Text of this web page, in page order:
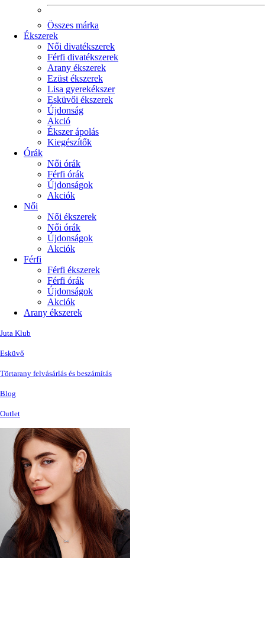
Összes márka
Ékszerek
Női divatékszerek
Férfi divatékszerek
Arany ékszerek
Ezüst ékszerek
Lisa gyerekékszer
Esküvői ékszerek
Újdonság
Akció
Ékszer ápolás
Kiegészítők
Órák
Női órák
Férfi órák
Újdonságok
Akciók
Női
Női ékszerek
Női órák
Újdonságok
Akciók
Férfi
Férfi ékszerek
Férfi órák
Újdonságok
Akciók
Arany ékszerek
Juta Klub
Esküvő
Törtarany felvásárlás és beszámítás
Blog
Outlet